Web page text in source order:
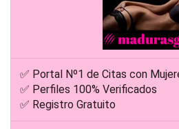
✅ Portal Nº1 de Citas con
✅ Perfiles 100% Verificados
✅ Registro Gratuito